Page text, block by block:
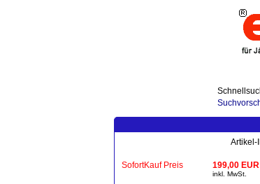
Artikel-
SofortKauf Preis 199,00 EUR
inkl. MwSt.